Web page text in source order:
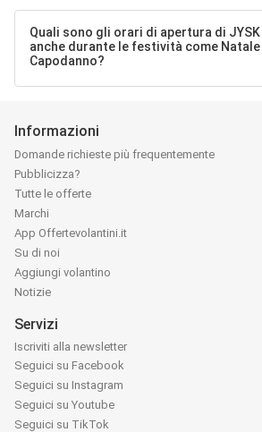
Quali sono gli orari di apertura di JYSK
anche durante le festività come Natale
Capodanno?
Informazioni
Domande richieste più frequentemente
Pubblicizza?
Tutte le offerte
Marchi
App Offertevolantini.it
Su di noi
Aggiungi volantino
Notizie
Servizi
Iscriviti alla newsletter
Seguici su Facebook
Seguici su Instagram
Seguici su Youtube
Seguici su TikTok